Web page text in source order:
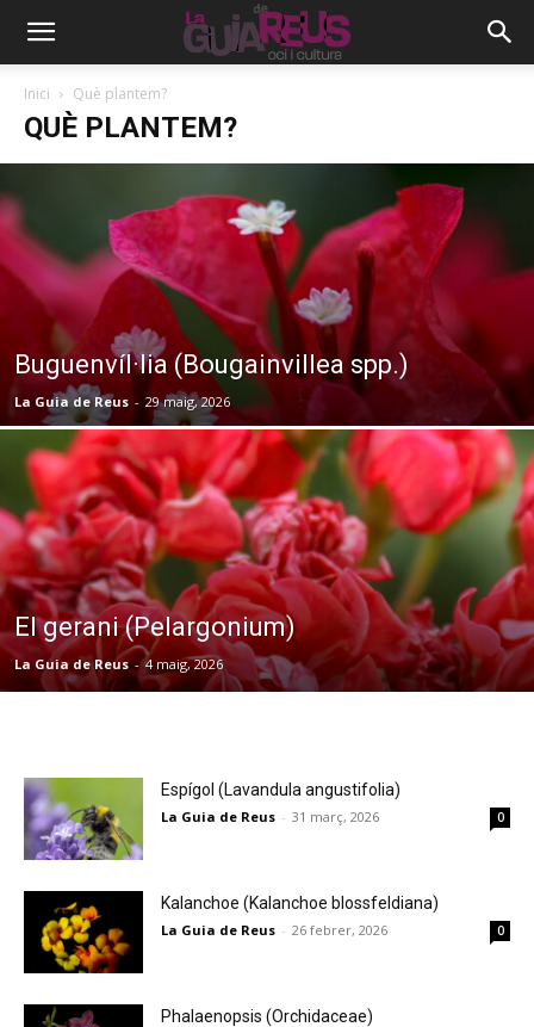
Inici Què plantem?
QUÈ PLANTEM?
Buguenvíl·lia (Bougainvillea spp.)
La Guia de Reus - 29 maig, 2026
El gerani (Pelargonium)
La Guia de Reus - 4 maig, 2026
Espígol (Lavandula angustifolia)
La Guia de Reus - 31 març, 2026 0
Kalanchoe (Kalanchoe blossfeldiana)
La Guia de Reus - 26 febrer, 2026 0
Phalaenopsis (Orchidaceae)